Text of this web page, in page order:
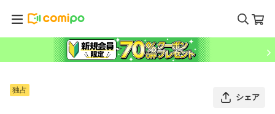
独占
シェア